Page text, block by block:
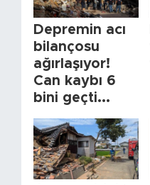
Depremin acı
bilançosu
ağırlaşıyor!
Can kaybı 6
bini geçti...